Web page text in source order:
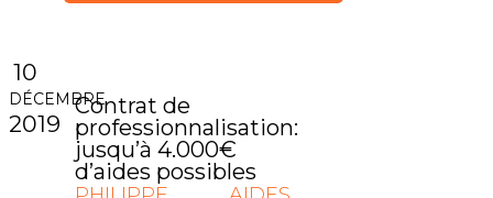
10
DÉCEMBRE
2019
Contrat de
professionnalisation:
jusqu’à 4.000€
d’aides possibles